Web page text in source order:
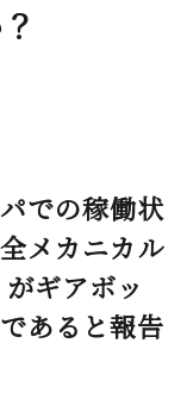
での稼働状
メカニカル
ギアボッ
あると報告